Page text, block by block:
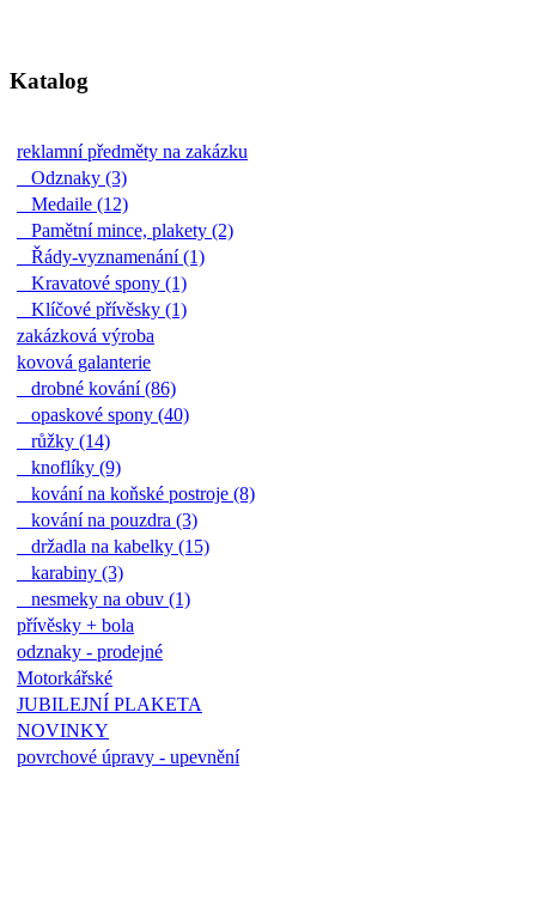
Katalog
reklamní předměty na zakázku
Odznaky (3)
Medaile (12)
Pamětní mince, plakety (2)
Řády-vyznamenání (1)
Kravatové spony (1)
Klíčové přívěsky (1)
zakázková výroba
kovová galanterie
drobné kování (86)
opaskové spony (40)
růžky (14)
knoflíky (9)
kování na koňské postroje (8)
kování na pouzdra (3)
držadla na kabelky (15)
karabiny (3)
nesmeky na obuv (1)
přívěsky + bola
odznaky - prodejné
Motorkářské
JUBILEJNÍ PLAKETA
NOVINKY
povrchové úpravy - upevnění